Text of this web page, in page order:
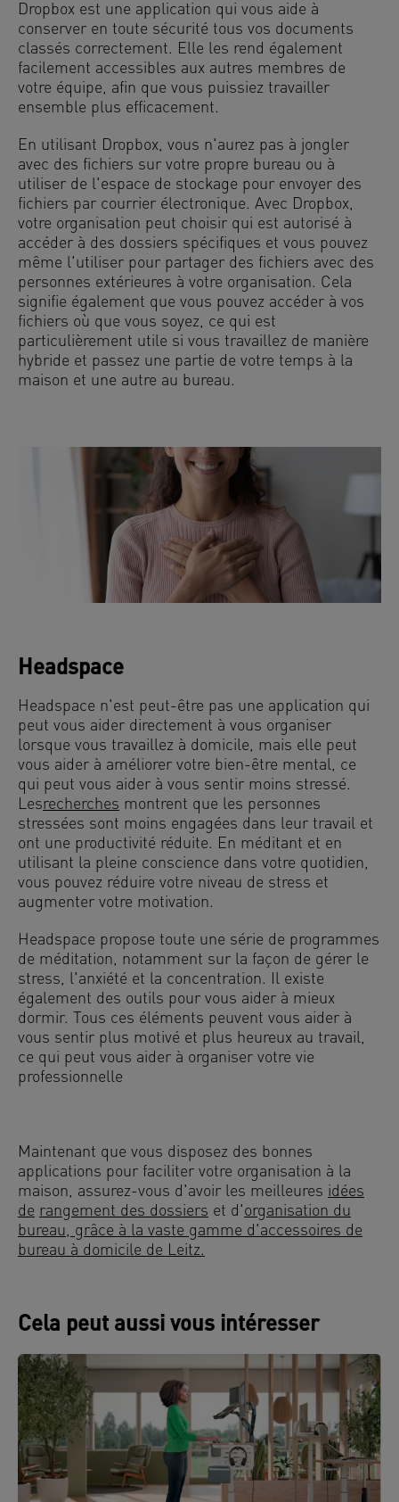
Dropbox est une application qui vous aide à
conserver en toute sécurité tous vos documents
classés correctement. Elle les rend également
facilement accessibles aux autres membres de
votre équipe, afin que vous puissiez travailler
ensemble plus efficacement.
En utilisant Dropbox, vous n'aurez pas à jongler
avec des fichiers sur votre propre bureau ou à
utiliser de l'espace de stockage pour envoyer des
fichiers par courrier électronique. Avec Dropbox,
votre organisation peut choisir qui est autorisé à
accéder à des dossiers spécifiques et vous pouvez
même l'utiliser pour partager des fichiers avec des
personnes extérieures à votre organisation. Cela
signifie également que vous pouvez accéder à vos
fichiers où que vous soyez, ce qui est
particulièrement utile si vous travaillez de manière
hybride et passez une partie de votre temps à la
maison et une autre au bureau.
Headspace
Headspace n'est peut-être pas une application qui
peut vous aider directement à vous organiser
lorsque vous travaillez à domicile, mais elle peut
vous aider à améliorer votre bien-être mental, ce
qui peut vous aider à vous sentir moins stressé.
Lesrecherches montrent que les personnes
stressées sont moins engagées dans leur travail et
ont une productivité réduite. En méditant et en
utilisant la pleine conscience dans votre quotidien,
vous pouvez réduire votre niveau de stress et
augmenter votre motivation.
Headspace propose toute une série de programmes
de méditation, notamment sur la façon de gérer le
stress, l'anxiété et la concentration. Il existe
également des outils pour vous aider à mieux
dormir. Tous ces éléments peuvent vous aider à
vous sentir plus motivé et plus heureux au travail,
ce qui peut vous aider à organiser votre vie
professionnelle
Maintenant que vous disposez des bonnes
applications pour faciliter votre organisation à la
maison, assurez-vous d'avoir les meilleures idées
de rangement des dossiers et d'organisation du
bureau, grâce à la vaste gamme d'accessoires de
bureau à domicile de Leitz.
Cela peut aussi vous intéresser